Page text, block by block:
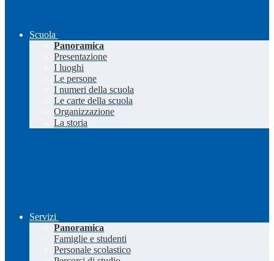
Scuola
Panoramica
Presentazione
I luoghi
Le persone
I numeri della scuola
Le carte della scuola
Organizzazione
La storia
Servizi
Panoramica
Famiglie e studenti
Personale scolastico